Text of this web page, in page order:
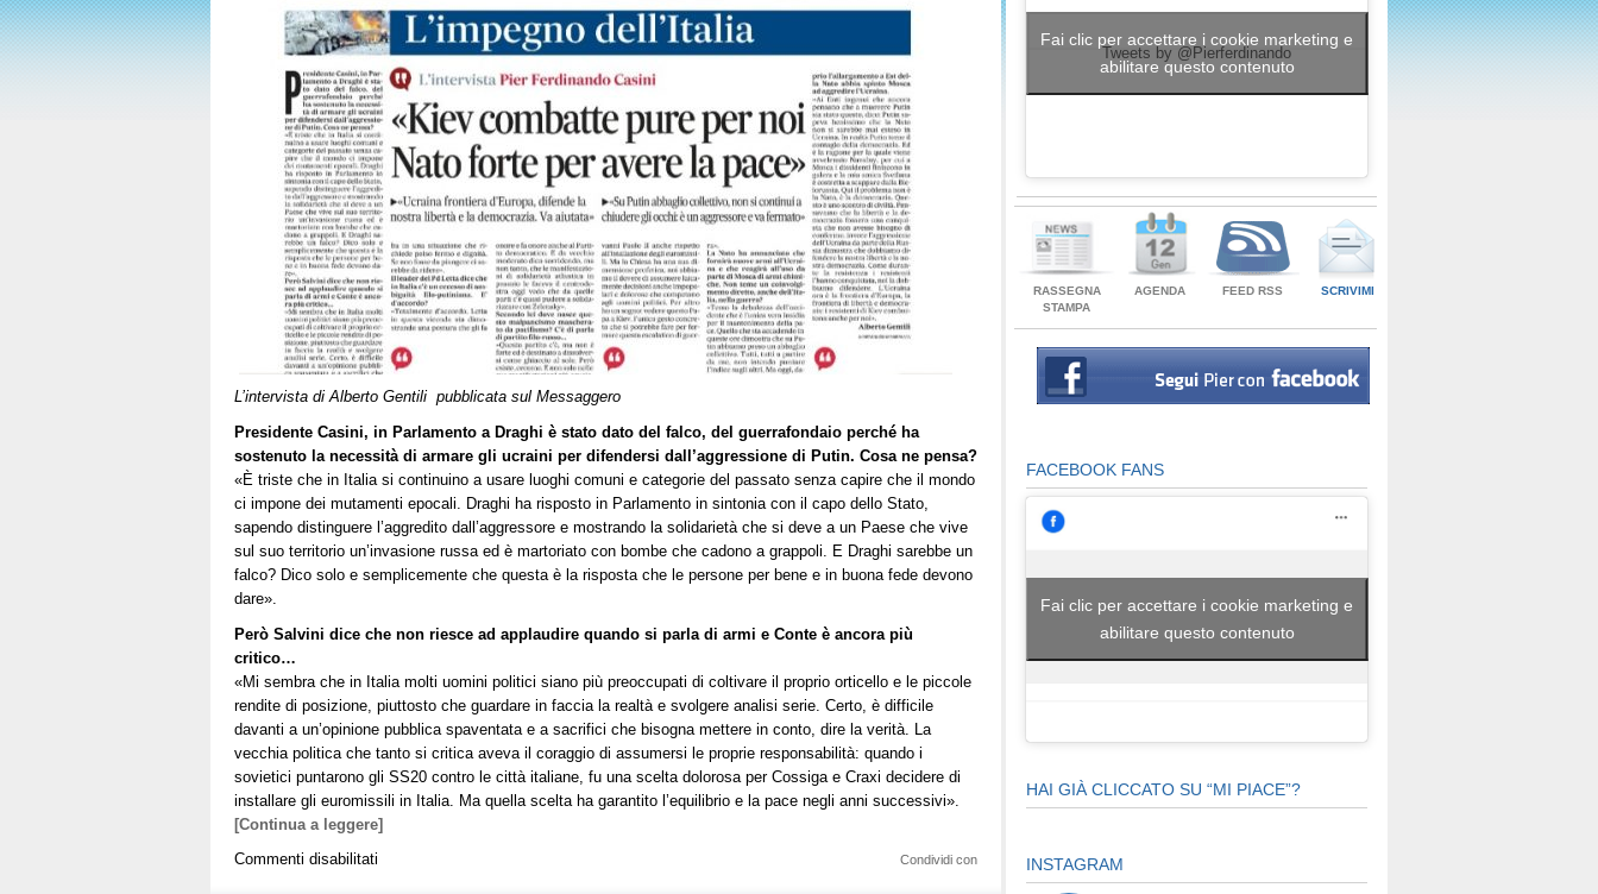
L’intervista di Alberto Gentili pubblicata sul Messaggero
Presidente Casini, in Parlamento a Draghi è stato dato del falco, del guerrafondaio perché ha
sostenuto la necessità di armare gli ucraini per difendersi dall’aggressione di Putin. Cosa ne pensa?
«È triste che in Italia si continuino a usare luoghi comuni e categorie del passato senza capire che il mondo
ci impone dei mutamenti epocali. Draghi ha risposto in Parlamento in sintonia con il capo dello Stato,
sapendo distinguere l’aggredito dall’aggressore e mostrando la solidarietà che si deve a un Paese che vive
sul suo territorio un’invasione russa ed è martoriato con bombe che cadono a grappoli. E Draghi sarebbe un
falco? Dico solo e semplicemente che questa è la risposta che le persone per bene e in buona fede devono
dare».
Però Salvini dice che non riesce ad applaudire quando si parla di armi e Conte è ancora più
critico…
«Mi sembra che in Italia molti uomini politici siano più preoccupati di coltivare il proprio orticello e le piccole
rendite di posizione, piuttosto che guardare in faccia la realtà e svolgere analisi serie. Certo, è difficile
davanti a un’opinione pubblica spaventata e a sacrifici che bisogna mettere in conto, dire la verità. La
vecchia politica che tanto si critica aveva il coraggio di assumersi le proprie responsabilità: quando i
sovietici puntarono gli SS20 contro le città italiane, fu una scelta dolorosa per Cossiga e Craxi decidere di
installare gli euromissili in Italia. Ma quella scelta ha garantito l’equilibrio e la pace negli anni successivi».
[Continua a leggere]
Commenti disabilitati
Condividi con
Tweets by @Pierferdinando
Fai clic per accettare i cookie marketing e
abilitare questo contenuto
RASSEGNA
STAMPA
AGENDA FEED RSS SCRIVIMI
FACEBOOK FANS
Fai clic per accettare i cookie marketing e
abilitare questo contenuto
HAI GIÀ CLICCATO SU “MI PIACE”?
INSTAGRAM